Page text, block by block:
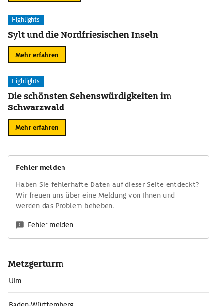
Highlights
Sylt und die Nordfriesischen Inseln
Mehr erfahren
Highlights
Die schönsten Sehenswürdigkeiten im
Schwarzwald
Mehr erfahren
Fehler melden
Haben Sie fehlerhafte Daten auf dieser Seite entdeckt?
Wir freuen uns über eine Meldung von Ihnen und
werden das Problem beheben.
Fehler melden
Metzgerturm
Ulm